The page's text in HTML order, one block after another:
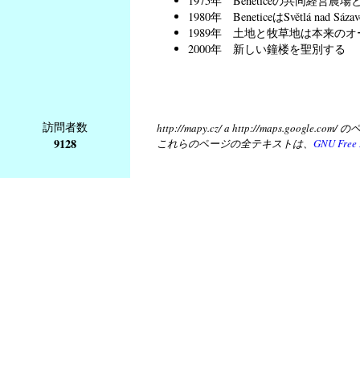
1980年 BeneticeはSvětlá nad
1989年 土地と牧草地は本来の
2000年 新しい鐘楼を聖別する
訪問者数
9128
http://mapy.cz/ a http://maps.google.com/
これらのページの全テキストは、 GNU